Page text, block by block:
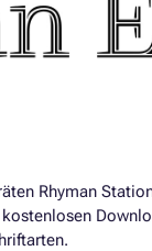
Rhyman